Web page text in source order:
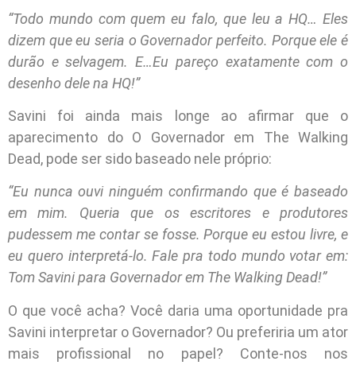
“Todo mundo com quem eu falo, que leu a HQ… Eles
dizem que eu seria o Governador perfeito. Porque ele é
durão e selvagem. E…Eu pareço exatamente com o
desenho dele na HQ!”
Savini foi ainda mais longe ao afirmar que o
aparecimento do O Governador em The Walking
Dead, pode ser sido baseado nele próprio:
“Eu nunca ouvi ninguém confirmando que é baseado
em mim. Queria que os escritores e produtores
pudessem me contar se fosse. Porque eu estou livre, e
eu quero interpretá-lo. Fale pra todo mundo votar em:
Tom Savini para Governador em The Walking Dead!”
O que você acha? Você daria uma oportunidade pra
Savini interpretar o Governador? Ou preferiria um ator
mais profissional no papel? Conte-nos nos